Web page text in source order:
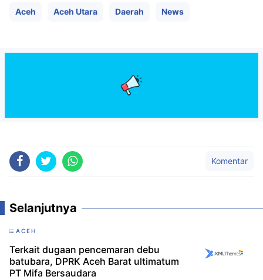
Aceh Aceh Utara Daerah News
Komentar
Selanjutnya
ACEH
Terkait dugaan pencemaran debu
batubara, DPRK Aceh Barat ultimatum
PT Mifa Bersaudara